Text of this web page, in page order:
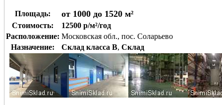
Площадь: от 1000 до 1520 м²
Стоимость:
12500 р/м²/год
Расположение: Московская обл., пос. Соларьево
Назначение:
Склад класса B, Склад